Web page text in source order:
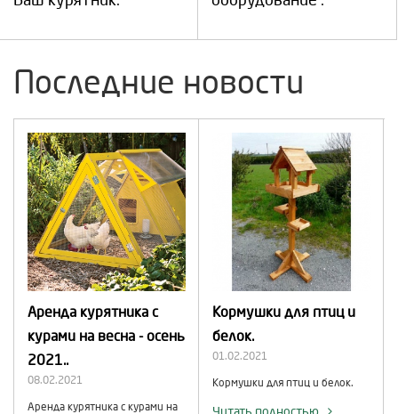
Последние новости
Аренда курятника c
курами на весна - осень
2021..
08.02.2021
Аренда курятника c курами на
Кормушки для птиц и
белок.
01.02.2021
Кормушки для птиц и белок.
Читать полностью